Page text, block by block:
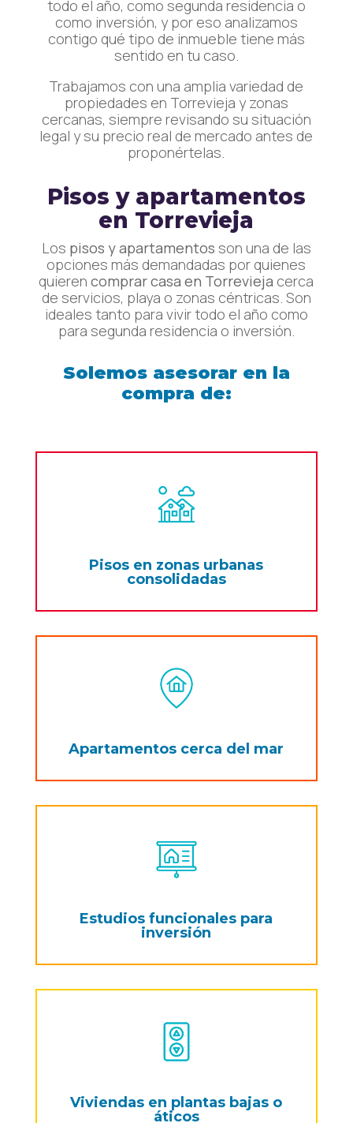
todo el año, como segunda residencia o
como inversión, y por eso analizamos
contigo qué tipo de inmueble tiene más
sentido en tu caso.
Trabajamos con una amplia variedad de
propiedades en Torrevieja y zonas
cercanas, siempre revisando su situación
legal y su precio real de mercado antes de
proponértelas.
Pisos y apartamentos
en Torrevieja
Los pisos y apartamentos son una de las
opciones más demandadas por quienes
quierencomprar casa en Torrevieja cerca
de servicios, playa o zonas céntricas. Son
ideales tanto para vivir todo el año como
para segunda residencia o inversión.
Solemos asesorar en la
compra de:
Pisos en zonas urbanas
consolidadas
Apartamentos cerca del mar
Estudios funcionales para
inversión
Viviendas en plantas bajas o
áticos